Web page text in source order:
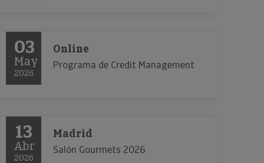
03
May
2026
Online
Programa de Credit Management
13
Abr
2026
Madrid
Salón Gourmets 2026